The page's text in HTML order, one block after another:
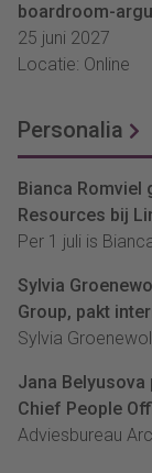
boardroom-
25 juni 2027
Locatie: Online
Personalia
Bianca
Resources bij
Per 1 juli is
Sylvia
Group, pakt
Sylvia
Jana
Chief People
Adviesbureau